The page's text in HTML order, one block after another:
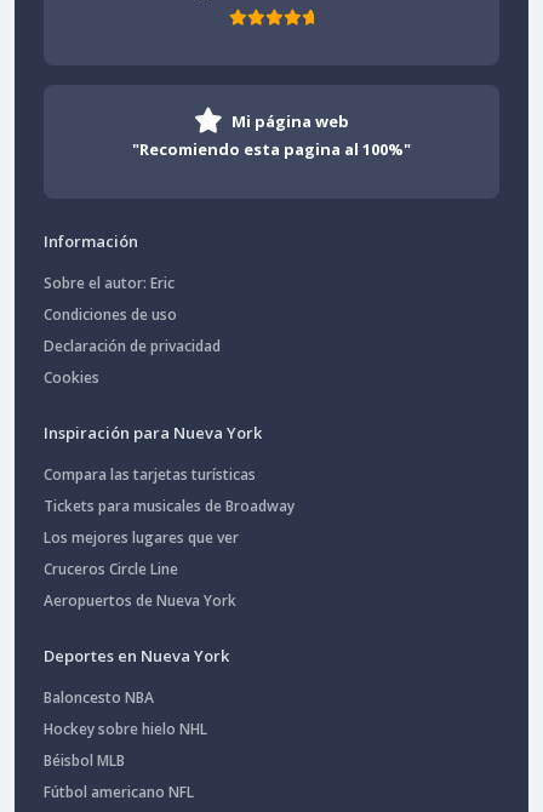
Mi página web
"Recomiendo esta pagina al 100%"
Información
Sobre el autor: Eric
Condiciones de uso
Declaración de privacidad
Cookies
Inspiración para Nueva York
Compara las tarjetas turísticas
Tickets para musicales de Broadway
Los mejores lugares que ver
Cruceros Circle Line
Aeropuertos de Nueva York
Deportes en Nueva York
Baloncesto NBA
Hockey sobre hielo NHL
Béisbol MLB
Fútbol americano NFL